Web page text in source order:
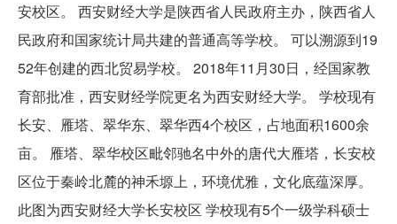
安校区。 西安财经大学是陕西省人民政府主办，陕西省人
民政府和国家统计局共建的普通高等学校。 可以溯源到19
52年创建的西北贸易学校。 2018年11月30日，经国家教
育部批准，西安财经学院更名为西安财经大学。 学校现有
长安、雁塔、翠华东、翠华西4个校区，占地面积1600余
亩。 雁塔、翠华校区毗邻驰名中外的唐代大雁塔，长安校
区位于秦岭北麓的神禾塬上，环境优雅，文化底蕴深厚。
此图为西安财经大学长安校区 学校现有5个一级学科硕士